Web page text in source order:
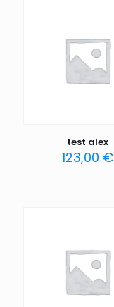
test alex
123,00 €